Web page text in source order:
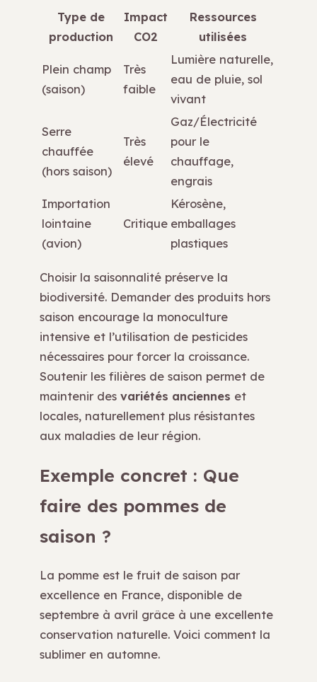
Type de
production
Impact
CO2
Ressources
utilisées
Plein champ
(saison)
Très
faible
Lumière naturelle,
eau de pluie, sol
vivant
Serre
chauffée
(hors saison)
Très
élevé
Gaz/Électricité
pour le
chauffage,
engrais
Importation
lointaine
(avion)
Critique
Kérosène,
emballages
plastiques
Choisir la saisonnalité préserve la
biodiversité. Demander des produits hors
saison encourage la monoculture
intensive et l’utilisation de pesticides
nécessaires pour forcer la croissance.
Soutenir les filières de saison permet de
maintenir des variétés anciennes et
locales, naturellement plus résistantes
aux maladies de leur région.
Exemple concret : Que
faire des pommes de
saison ?
La pomme est le fruit de saison par
excellence en France, disponible de
septembre à avril grâce à une excellente
conservation naturelle. Voici comment la
sublimer en automne.